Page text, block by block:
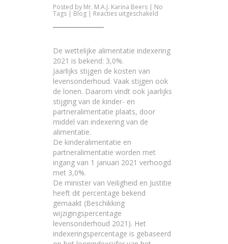
Posted by Mr. M.A.J. Karina Beers | No
Tags | Blog | Reacties uitgeschakeld
De wettelijke alimentatie indexering
2021 is bekend: 3,0%.
Jaarlijks stijgen de kosten van
levensonderhoud. Vaak stijgen ook
de lonen. Daarom vindt ook jaarlijks
stijging van de kinder- en
partneralimentatie plaats, door
middel van indexering van de
alimentatie.
De kinderalimentatie en
partneralimentatie worden met
ingang van 1 januari 2021 verhoogd
met 3,0%.
De minister van Veiligheid en Justitie
heeft dit percentage bekend
gemaakt (Beschikking
wijzigingspercentage
levensonderhoud 2021 ). Het
indexeringspercentage is gebaseerd